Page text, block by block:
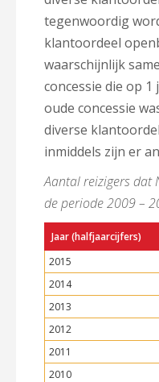
tegenwoordig
klantoordeel
waarschijnlijk
concessie die op
oude concessie
diverse
inmiddels zijn er
Aantal reizigers dat
de periode 2009 –
Jaar (halfjaarcijfers)
2015
2014
2013
2012
2011
2010